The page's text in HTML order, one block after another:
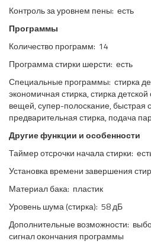
Контроль за уровнем пены: есть
Программы
Количество программ: 14
Программа стирки шерсти: есть
Специальные программы: стирка
экономичная стирка, стирка
вещей, супер-полоскание, быстрая
предварительная стирка, подача
Другие функции и особенности
Таймер отсрочки начала стирки:
Установка времени завершения
Материал бака: пластик
Уровень шума (стирка): 58 дБ
Дополнительные возможности:
сигнал окончания программы